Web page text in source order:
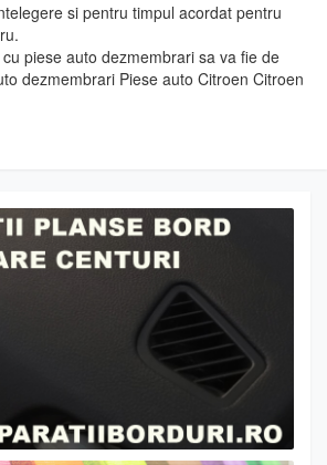
si pentru timpul acordat pentru
piese auto dezmembrari sa va fie de
dezmembrari Piese auto Citroen Citroen